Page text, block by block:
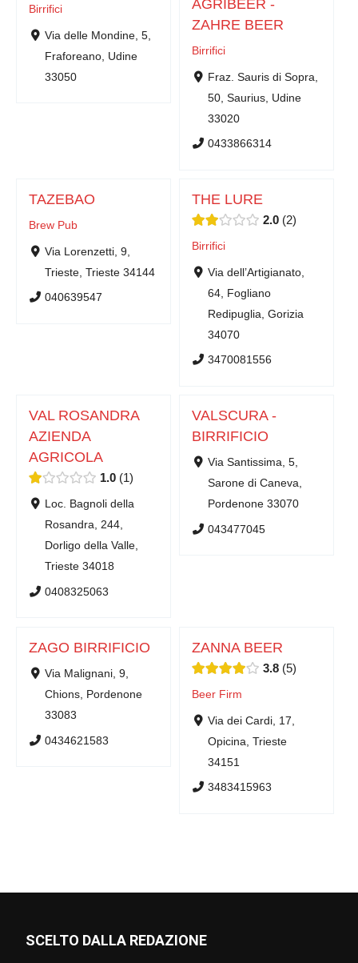
Birrifici
Via delle Mondine, 5,
Fraforeano, Udine
33050
AGRIBEER -
ZAHRE BEER
Birrifici
Fraz. Sauris di Sopra,
50, Saurius, Udine
33020
0433866314
TAZEBAO
Brew Pub
Via Lorenzetti, 9,
Trieste, Trieste 34144
040639547
THE LURE
2.0 2
Birrifici
Via dell’Artigianato,
64, Fogliano
Redipuglia, Gorizia
34070
3470081556
VAL ROSANDRA
AZIENDA
AGRICOLA
1.0 1
Loc. Bagnoli della
Rosandra, 244,
Dorligo della Valle,
Trieste 34018
0408325063
VALSCURA -
BIRRIFICIO
Via Santissima, 5,
Sarone di Caneva,
Pordenone 33070
043477045
ZAGO BIRRIFICIO
Via Malignani, 9,
Chions, Pordenone
33083
0434621583
ZANNA BEER
3.8 5
Beer Firm
Via dei Cardi, 17,
Opicina, Trieste
34151
3483415963
SCELTO DALLA REDAZIONE